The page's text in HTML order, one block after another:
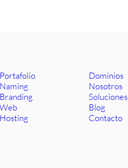
Portafolio
Naming
Branding
Web
Hosting
Dominios
Nosotros
Soluciones
Blog
Contacto